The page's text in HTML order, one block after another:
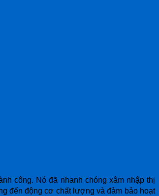
công. Nó đã nhanh chóng xâm nhập thị
đến động cơ chất lượng và đảm bảo hoạt